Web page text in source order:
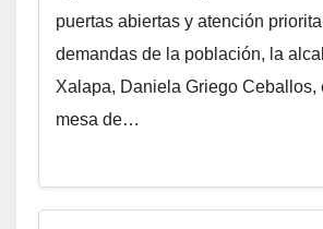
puertas abiertas y atención
demandas de la población, la
Xalapa, Daniela Griego Ceballos,
mesa de…